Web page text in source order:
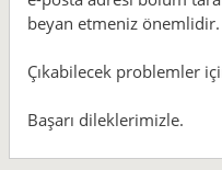
beyan etmeniz önemlidir.
Çıkabilecek problemler
Başarı dileklerimizle.